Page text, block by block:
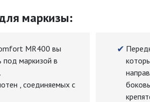
маркизы:
MR400 вы
маркизой в
, соединяемых с